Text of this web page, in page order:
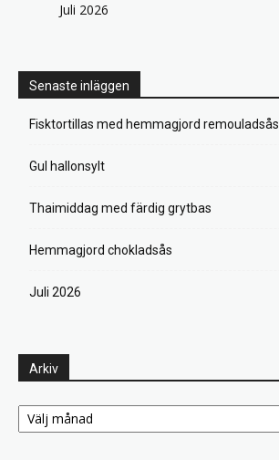
Juli 2026
Senaste inläggen
Fisktortillas med hemmagjord remouladsås
Gul hallonsylt
Thaimiddag med färdig grytbas
Hemmagjord chokladsås
Juli 2026
Arkiv
Arkiv